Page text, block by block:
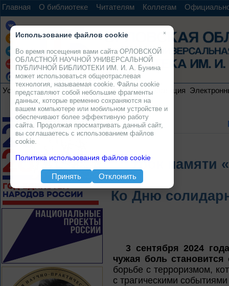
Главная О библиотеке Читателям Коллегам
Услуги Ресурсы Проекты Электронная коллекция
Урок памяти
Ко Дню
3 сентября 2024 года
чужая боль становится
борьбе с терроризмом,
с трагическими
×
Использование файлов cookie
Во время посещения вами сайта ОРЛОВСКОЙ
ОБЛАСТНОЙ НАУЧНОЙ УНИВЕРСАЛЬНОЙ
ПУБЛИЧНОЙ БИБЛИОТЕКИ ИМ. И. А. Бунина
может использоваться общеотраслевая
технология, называемая cookie. Файлы cookie
представляют собой небольшие фрагменты
данных, которые временно сохраняются на
вашем компьютере или мобильном устройстве и
обеспечивают более эффективную работу
сайта. Продолжая просматривать данный сайт,
вы соглашаетесь с использованием файлов
cookie.
Политика использования файлов cookie
Принять Отклонить